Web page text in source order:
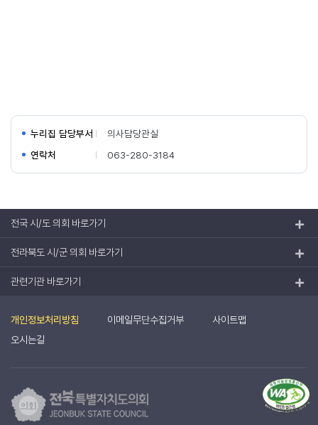
누리집 담당부서
의사담당관실
연락처
063-280-3184
전국 시/도 의회 바로가기
전라북도 시/군 의회 바로가기
관련기관 바로가기
개인정보처리방침 이메일무단수집거부
사이트맵
오시는길